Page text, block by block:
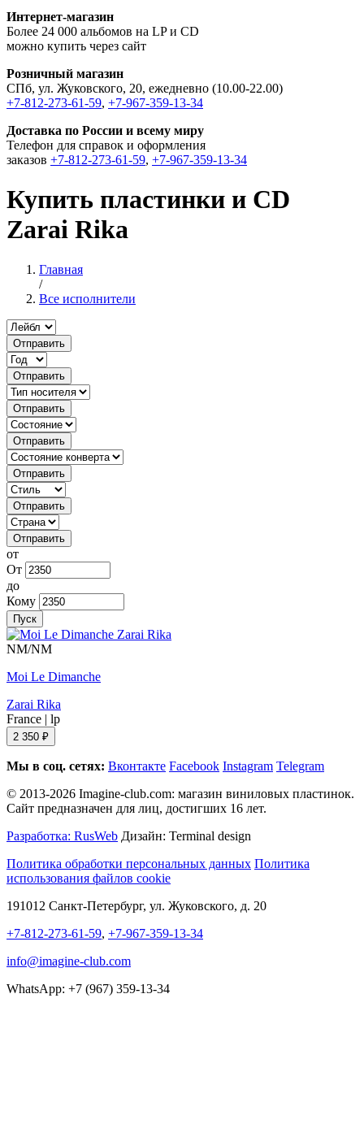
Интернет-магазин
Более 24 000 альбомов на LP и CD
можно купить через сайт
Розничный магазин
СПб, ул. Жуковского, 20, ежедневно (10.00-22.00)
+7-812-273-61-59, +7-967-359-13-34
Доставка по России и всему миру
Телефон для справок и оформления
заказов +7-812-273-61-59, +7-967-359-13-34
Купить пластинки и CD
Zarai Rika
Главная
/
Все исполнители
Отправить
Отправить
Отправить
Отправить
Отправить
Отправить
Отправить
от
От
до
Кому
Пуск
NM/NM
Moi Le Dimanche
Zarai Rika
France | lp
2 350 ₽
Мы в соц. сетях: Вконтакте Facebook Instagram Telegram
© 2013-2026 Imagine-club.com: магазин виниловых пластинок.
Сайт предназначен для лиц, достигших 16 лет.
Разработка: RusWeb Дизайн: Terminal design
Политика обработки персональных данных Политика
использования файлов cookie
191012 Санкт-Петербург, ул. Жуковского, д. 20
+7-812-273-61-59, +7-967-359-13-34
info@imagine-club.com
WhatsApp: +7 (967) 359-13-34